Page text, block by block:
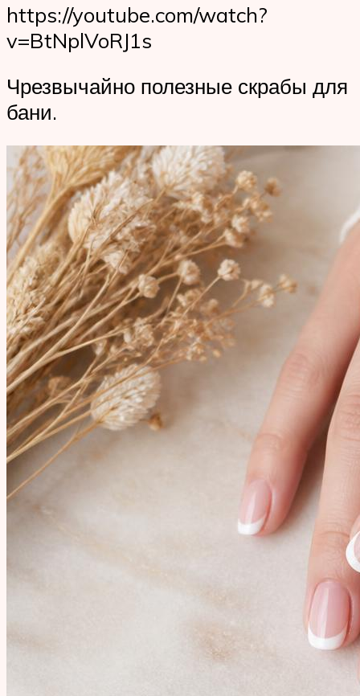
https://youtube.com/watch?
v=BtNplVoRJ1s
Чрезвычайно полезные скрабы для
бани.